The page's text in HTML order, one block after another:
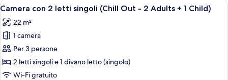
-
Occupancy
3)
letti
(Chill
Out
Occupancy
3)
Apri
tutte
le
foto
per
Camera
con
8
Camera con 2 letti singoli (Chill Out - 2 Adults + 1 Child)
22 m²
1 camera
Per 3 persone
2 letti singoli e 1 divano letto (singolo)
Wi-Fi gratuito